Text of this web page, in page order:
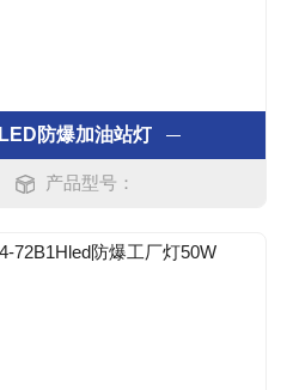
LED防爆加油站灯
产品型号：